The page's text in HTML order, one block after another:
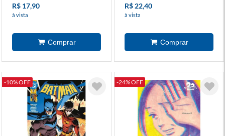
R$ 17,90
à vista
R$ 22,40
à vista
-10% OFF -24% OFF